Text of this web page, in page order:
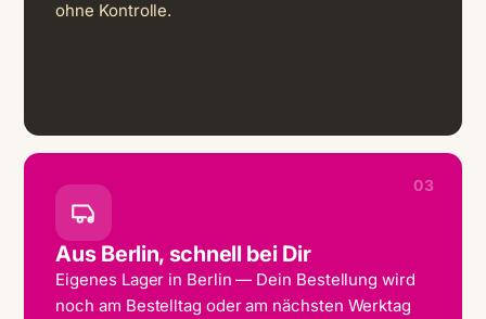
ohne Kontrolle.
03
Aus Berlin, schnell bei Dir
Eigenes Lager in Berlin — Dein Bestellung wird
noch am Bestelltag oder am nächsten Werktag